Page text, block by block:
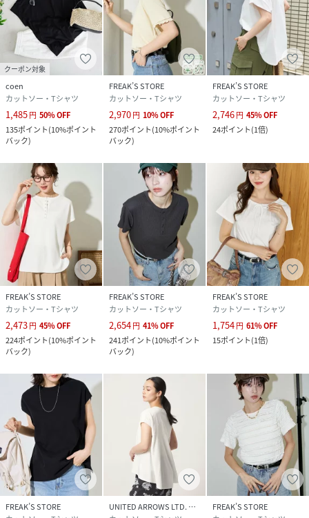
クーポン対象
coen
カットソー・Tシャツ
1,485円 50%OFF
135ポイント(10%ポイント
バック)
FREAK’S STORE
カットソー・Tシャツ
2,970円 10%OFF
270ポイント(10%ポイント
バック)
FREAK’S STORE
カットソー・Tシャツ
2,746円 45%OFF
24ポイント(1倍)
FREAK’S STORE
カットソー・Tシャツ
2,473円 45%OFF
224ポイント(10%ポイント
バック)
FREAK’S STORE
カットソー・Tシャツ
2,654円 41%OFF
241ポイント(10%ポイント
バック)
FREAK’S STORE
カットソー・Tシャツ
1,754円 61%OFF
15ポイント(1倍)
FREAK’S STORE
UNITED ARROWS LTD. OUTLET
FREAK’S STORE